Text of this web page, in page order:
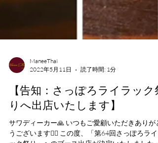
2022年5月11日
読了時間: 1分
【告知：さっぽろライラック祭
りへ出店いたします】
サワディーカー🙏 いつもご愛顧いただきありがと